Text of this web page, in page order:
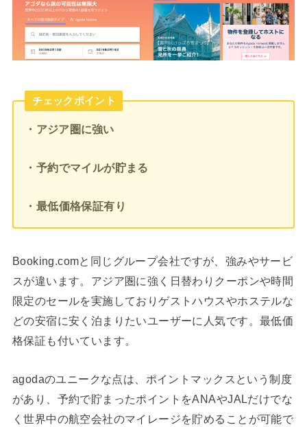
チェックポイント
・アジア圏に強い
・予約でマイルが貯まる
・最低価格保証有り
Booking.comと同じグループ会社ですが、強みやサービ
スが違います。アジア圏に強く日替わりクーポンや時間
限定のセールを実施しておりゲストハウスやホステルな
どの安宿に安く泊まりたいユーザーに人気です。最低価
格保証も付いています。
agodaのユニークな点は、ポイントマックスという制度
があり、予約で貯まったポイントをANAやJALだけでな
く世界中の航空会社のマイレージを貯めることが可能で